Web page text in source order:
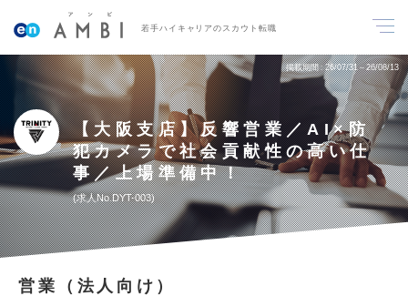
若手ハイキャリアのスカウト転職
掲載期間 26/07/31～26/08/13
【大阪支店】反響営業／AI×防
犯カメラで社会貢献性の高い仕
事／上場準備中！
求人No.DYT-003
営業（法人向け）